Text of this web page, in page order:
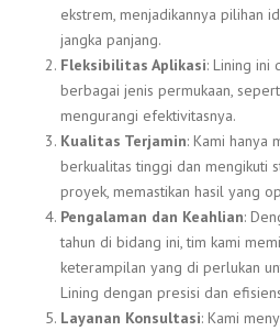
ekstrem, menjadikannya pilihan
jangka panjang.
Fleksibilitas Aplikasi: Lining ini
berbagai jenis permukaan,
mengurangi efektivitasnya.
Kualitas Terjamin: Kami hanya
berkualitas tinggi dan mengikuti
proyek, memastikan hasil yang
Pengalaman dan Keahlian:
tahun di bidang ini, tim kami
keterampilan yang di perlukan
Lining dengan presisi dan
Layanan Konsultasi: Kami